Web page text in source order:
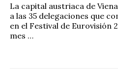
La capital austriaca de
a las 35 delegaciones que
en el Festival de Eurovisión
mes …